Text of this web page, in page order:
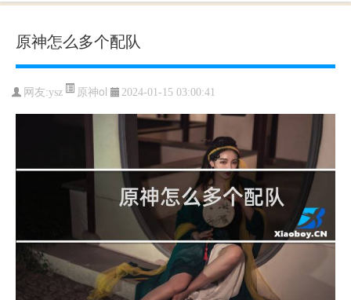
原神怎么多个配队
网友:ysz 原神ol 2024-01-15 03:00:41